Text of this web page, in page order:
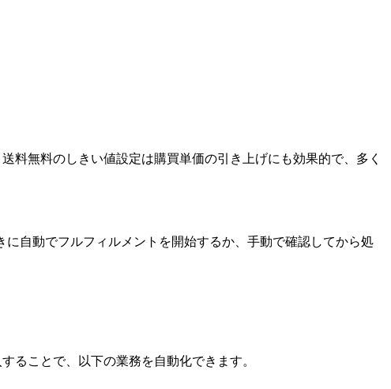
料無料のしきい値設定は購買単価の引き上げにも効果的で、多く
自動でフルフィルメントを開始するか、手動で確認してから処
ることで、以下の業務を自動化できます。